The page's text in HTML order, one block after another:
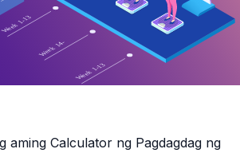
aming Calculator ng Pagdagdag ng